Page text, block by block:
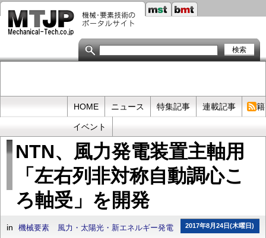
メ
イ
テ
HOME ニュース 特集記事 連載記事 書
イベント
NTN、風力発電装置主軸用
「左右列非対称自動調心こ
ろ軸受」を開発
2017年8月24日(木曜日)
in 機械要素 風力・太陽光・新エネルギー発電